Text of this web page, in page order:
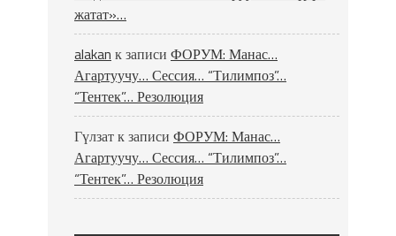
жатат»…
alakan к записи ФОРУМ: Манас…
Агартуучу… Сессия… “Тилимпоз”…
“Тентек”… Резолюция
Гүлзатк записи ФОРУМ: Манас…
Агартуучу… Сессия… “Тилимпоз”…
“Тентек”… Резолюция